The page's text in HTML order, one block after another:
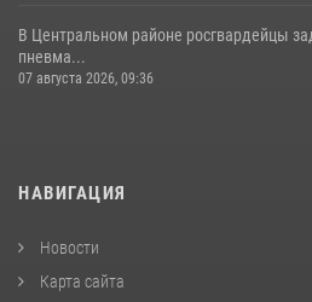
В Центральном районе росгвардейцы
пневма...
07 августа 2026, 09:36
НАВИГАЦИЯ
Новости
Карта сайта